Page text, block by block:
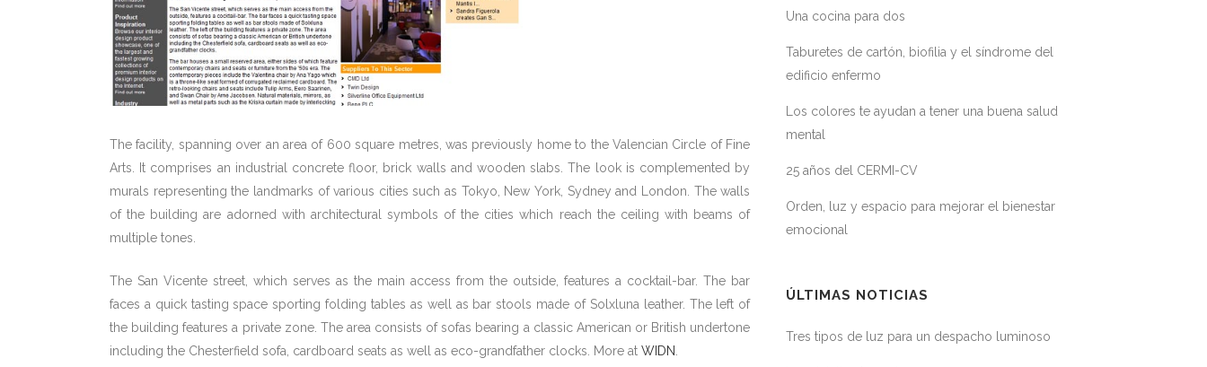
The facility, spanning over an area of 600 square metres, was previously home to the Valencian Circle of Fine
Arts. It comprises an industrial concrete floor, brick walls and wooden slabs. The look is complemented by
murals representing the landmarks of various cities such as Tokyo, New York, Sydney and London. The walls
of the building are adorned with architectural symbols of the cities which reach the ceiling with beams of
multiple tones.
The San Vicente street, which serves as the main access from the outside, features a cocktail-bar. The bar
faces a quick tasting space sporting folding tables as well as bar stools made of Solxluna leather. The left of
the building features a private zone. The area consists of sofas bearing a classic American or British undertone
including the Chesterfield sofa, cardboard seats as well as eco-grandfather clocks. More at WIDN.
Una cocina para dos
Taburetes de cartón, biofilia y el síndrome del
edificio enfermo
Los colores te ayudan a tener una buena salud
mental
25 años del CERMI-CV
Orden, luz y espacio para mejorar el bienestar
emocional
ÚLTIMAS NOTICIAS
Tres tipos de luz para un despacho luminoso